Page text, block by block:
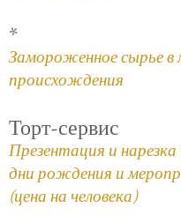
*
Замороженное сырье в
происхождения
Торт-сервис
Презентация и
дни рождения и
(цена на человека)